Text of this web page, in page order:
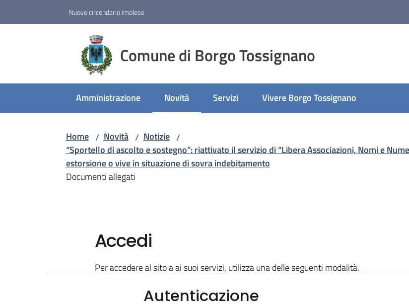
Nuovo circondario imolese
Comune di Borgo Tossignano
Amministrazione Novità
Menu selezionato
Servizi Vivere Borgo Tossignano
Home / Novità / Notizie /
“Sportello di ascolto e sostegno”: riattivato il servizio di “Libera Associazioni, Nomi e
estorsione o vive in situazione di sovra indebitamento
Documenti allegati
Accedi
Per accedere al sito a ai suoi servizi, utilizza una delle seguenti modalità.
Autenticazione